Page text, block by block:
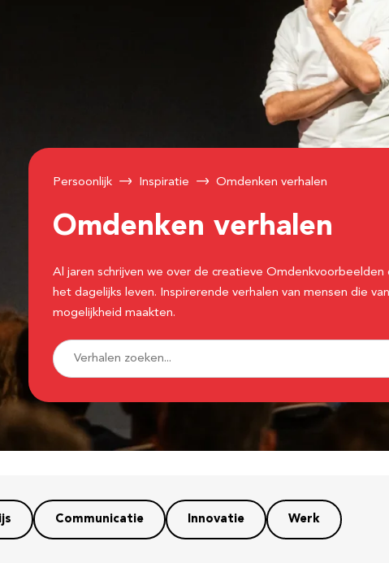
Persoonlijk Inspiratie Omdenken verhalen
Omdenken verhalen
Al jaren schrijven we over de creatieve
het dagelijks leven. Inspirerende verhalen van mensen die
mogelijkheid maakten.
Communicatie Innovatie Werk